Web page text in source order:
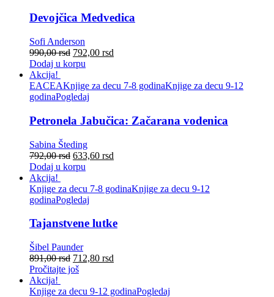
Devojčica Medvedica
Sofi Anderson
990,00rsd 792,00 rsd
Dodaj u korpu
Akcija!
EACEAKnjige za decu 7-8 godinaKnjige za decu 9-12
godinaPogledaj
Petronela Jabučica: Začarana vodenica
Sabina Šteding
792,00rsd 633,60 rsd
Dodaj u korpu
Akcija!
Knjige za decu 7-8 godinaKnjige za decu 9-12
godinaPogledaj
Tajanstvene lutke
Šibel Paunder
891,00rsd 712,80 rsd
Pročitajte još
Akcija!
Knjige za decu 9-12 godinaPogledaj